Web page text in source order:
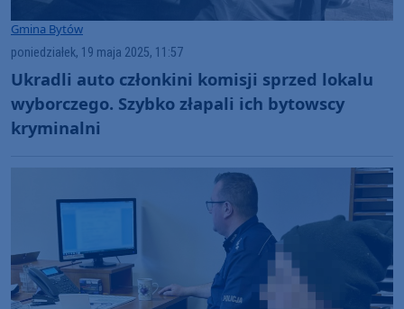
Gmina Bytów
poniedziałek, 19 maja 2025, 11:57
Ukradli auto członkini komisji sprzed lokalu
wyborczego. Szybko złapali ich bytowscy
kryminalni